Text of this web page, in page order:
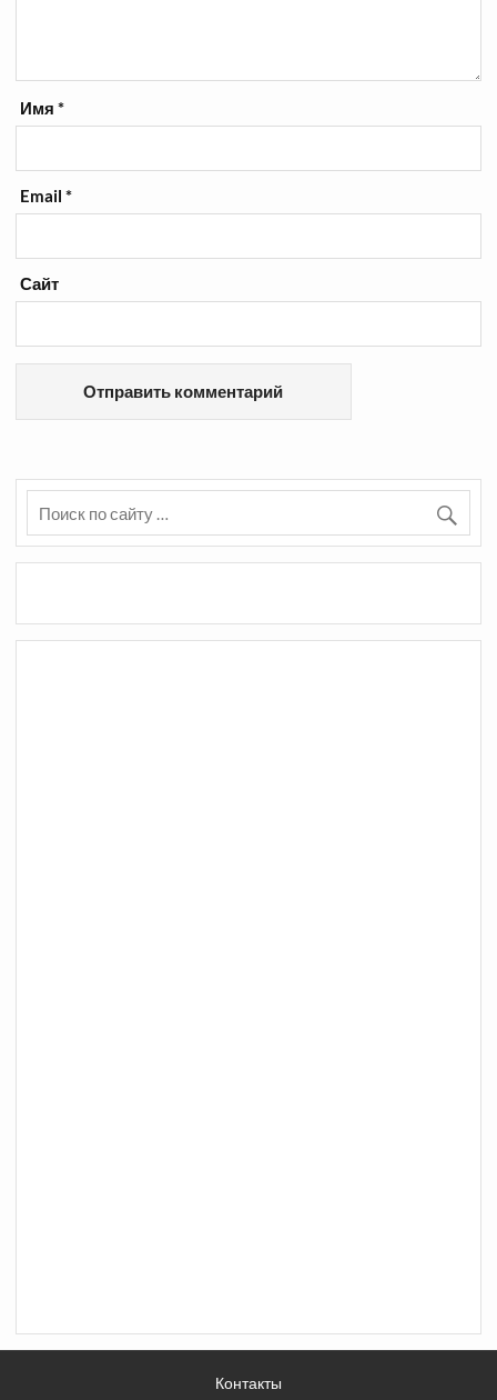
Имя*
Email*
Сайт
Контакты